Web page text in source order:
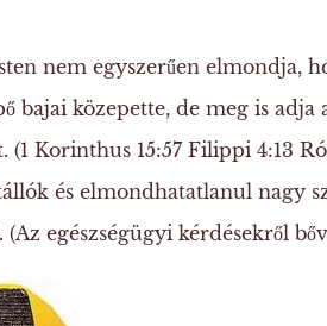
nem egyszerűen elmondja,
bajai közepette, de meg is adja
(1 Korinthus 15:57 Filippi 4:13
és elmondhatatlanul nagy
egészségügyi kérdésekről